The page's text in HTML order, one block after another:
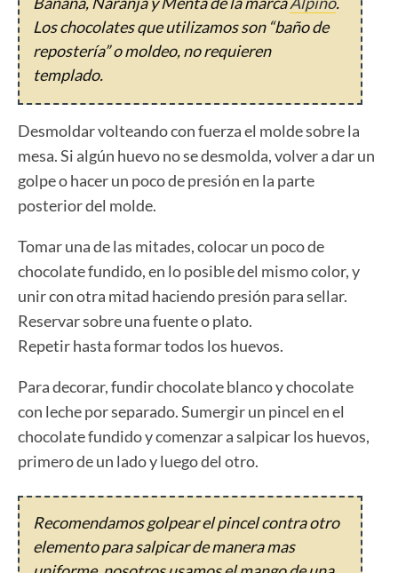
Los chocolates que utilizamos son “baño de
repostería” o moldeo, no requieren
templado.
Desmoldar volteando con fuerza el molde sobre la
mesa. Si algún huevo no se desmolda, volver a dar un
golpe o hacer un poco de presión en la parte
posterior del molde.
Tomar una de las mitades, colocar un poco de
chocolate fundido, en lo posible del mismo color, y
unir con otra mitad haciendo presión para sellar.
Reservar sobre una fuente o plato.
Repetir hasta formar todos los huevos.
Para decorar, fundir chocolate blanco y chocolate
con leche por separado. Sumergir un pincel en el
chocolate fundido y comenzar a salpicar los huevos,
primero de un lado y luego del otro.
Recomendamos golpear el pincel contra otro
elemento para salpicar de manera mas